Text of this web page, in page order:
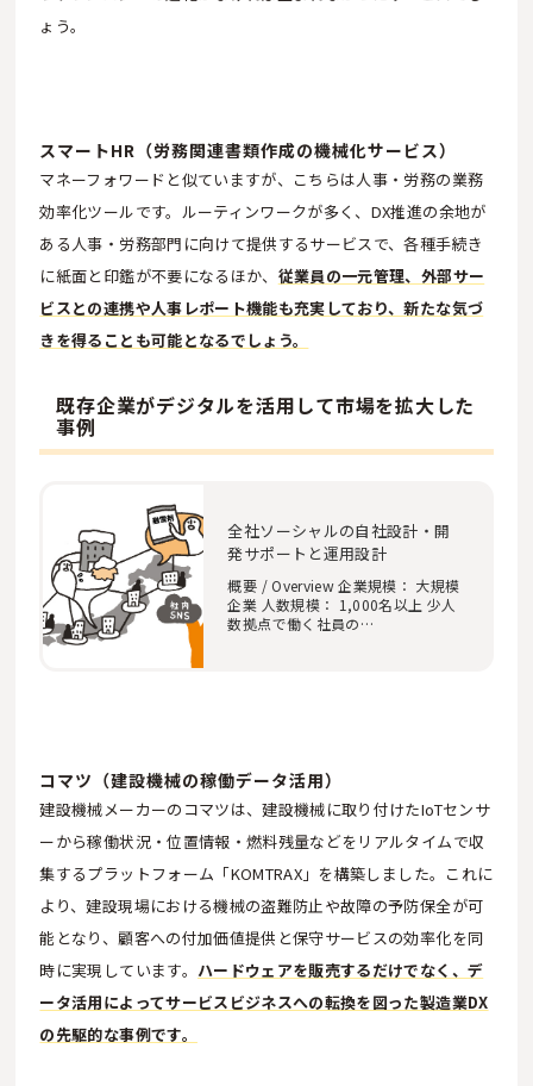
ょう。
スマートHR（労務関連書類作成の機械化サービス）
マネーフォワードと似ていますが、こちらは人事・労務の業務
効率化ツールです。ルーティンワークが多く、DX推進の余地が
ある人事・労務部門に向けて提供するサービスで、各種手続き
に紙面と印鑑が不要になるほか、 従業員の一元管理、外部サー
ビスとの連携や人事レポート機能も充実しており、新たな気づ
きを得ることも可能となるでしょう。
既存企業がデジタルを活用して市場を拡大した
事例
全社ソーシャルの自社設計・開
発サポートと運用設計
概要 / Overview 企業規模： 大規模
企業 人数規模： 1,000名以上 少人
数拠点で働く社員の…
コマツ（建設機械の稼働データ活用）
建設機械メーカーのコマツは、建設機械に取り付けたIoTセンサ
ーから稼働状況・位置情報・燃料残量などをリアルタイムで収
集するプラットフォーム「KOMTRAX」を構築しました。これに
より、建設現場における機械の盗難防止や故障の予防保全が可
能となり、顧客への付加価値提供と保守サービスの効率化を同
時に実現しています。 ハードウェアを販売するだけでなく、デ
ータ活用によってサービスビジネスへの転換を図った製造業DX
の先駆的な事例です。